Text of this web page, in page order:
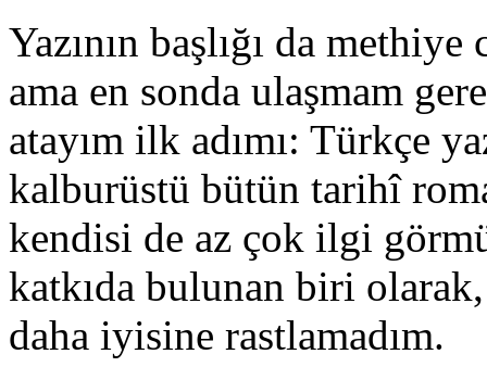
Yazının başlığı da
ama en sonda ulaşmam
atayım ilk adımı: Türkçe
kalburüstü bütün tarihî
kendisi de az çok ilgi
katkıda bulunan biri
daha iyisine rastlamadım.